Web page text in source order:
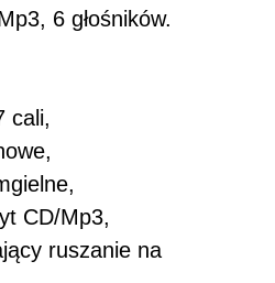
6 głośników.
cali,
CD/Mp3,
ruszanie na